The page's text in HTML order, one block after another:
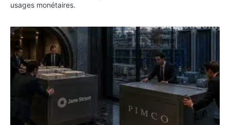
usages monétaires.
Jane Street négocie le transfert de 11 milliards de